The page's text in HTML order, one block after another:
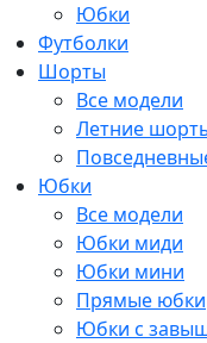
Юбки
Футболки
Шорты
Все модели
Летние
Юбки
Все модели
Юбки миди
Юбки мини
Прямые юбки
Юбки с